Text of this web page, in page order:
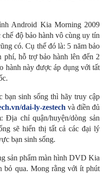
Android Kia Morning 2009
chế độ bảo hành vô cùng uy tín
có. Cụ thể đó là: 5 năm bảo
hỗ trợ bảo hành lên đến 2
hành này được áp dụng với tất
sinh sống thì hãy truy cập
dai-ly-zestech và điền đủ
Địa chỉ quận/huyện/dòng sản
sẽ hiển thị tất cả các đại lý
bạn sinh sống.
sản phẩm màn hình DVD Kia
bỏ qua. Mong rằng với ít phút